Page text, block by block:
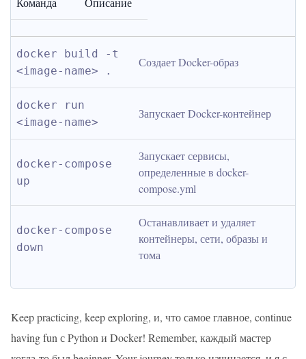
docker build -t
<image-name> .
Создает Docker-образ
docker run
<image-name>
Запускает Docker-контейнер
docker-compose
up
Запускает сервисы,
определенные в docker-
compose.yml
docker-compose
down
Останавливает и удаляет
контейнеры, сети, образы и
тома
Keep practicing, keep exploring, и, что самое главное, continue
having fun с Python и Docker! Remember, каждый мастер